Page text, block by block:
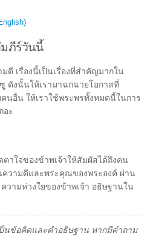
ภีร์วันนี้
ดี เรื่องนี้เป็นเรื่องที่สำคัญมากใน
ดังนั้นให้เรามาฉกฉวยโอกาสที่
คนอื่น ให้เราใช้พระพรทั้งหมดนี้ในการ
อะ
าใจของข้าพเจ้าให้สัมผัสได้ถึงคน
ความดีและพระคุณของพระองค์ ผ่าน
วามห่วงใยของข้าพเจ้า อธิษฐานใน
นข้อคิดและคำอธิษฐาน หากมีคำถาม